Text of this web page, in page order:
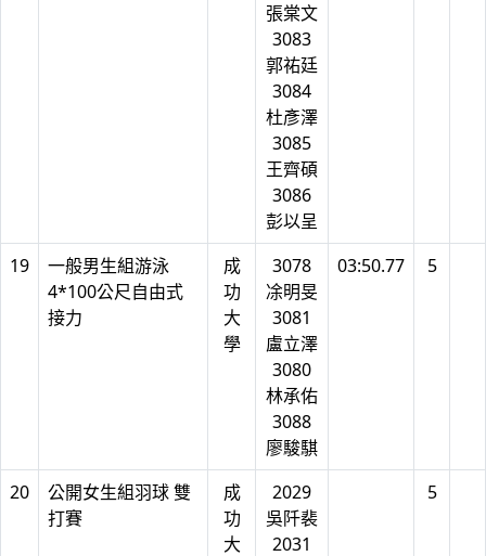
張棠文
3083
郭祐廷
3084
杜彥澤
3085
王齊碩
3086
彭以呈
19
一般男生組游泳
4*100公尺自由式
接力
成
功
大
學
3078
凃明旻
3081
盧立澤
3080
林承佑
3088
廖駿騏
03:50.77 5
20
公開女生組羽球 雙
打賽
成
功
大
2029
吳阡裴
2031
5